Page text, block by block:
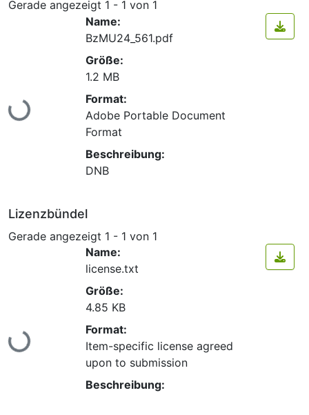
Gerade angezeigt 1 - 1 von 1
Lade...
Name:
BzMU24_561.pdf
Größe:
1.2 MB
Format:
Adobe Portable Document
Format
Beschreibung:
DNB
Lizenzbündel
Gerade angezeigt 1 - 1 von 1
Lade...
Name:
license.txt
Größe:
4.85 KB
Format:
Item-specific license agreed
upon to submission
Beschreibung: